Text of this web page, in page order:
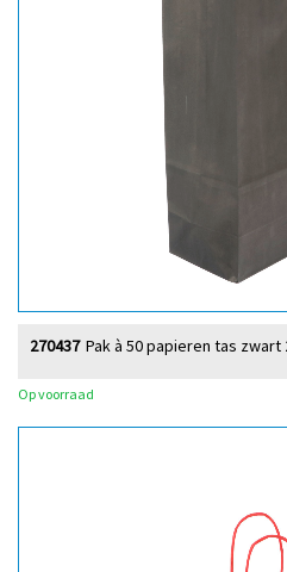
Pak à 50 papieren tas zwart
270437
Op voorraad